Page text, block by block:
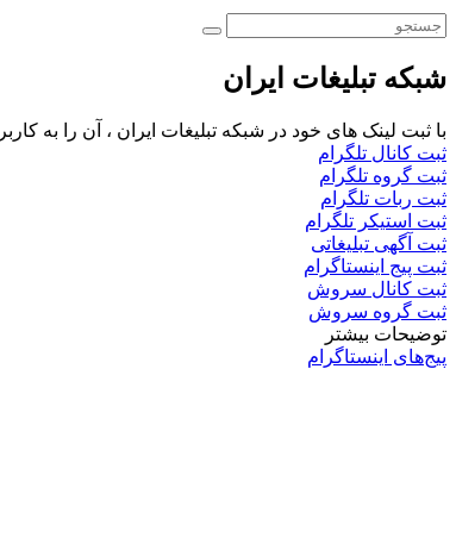
شبکه تبلیغات ایران
با ثبت لینک های خود در شبکه تبلیغات ایران ، آن را به
ثبت کانال تلگرام
ثبت گروه تلگرام
ثبت ربات تلگرام
ثبت استیکر تلگرام
ثبت آگهی تبلیغاتی
ثبت پیج اینستاگرام
ثبت کانال سروش
ثبت گروه سروش
توضیحات بیشتر
پیج‌های اینستاگرام